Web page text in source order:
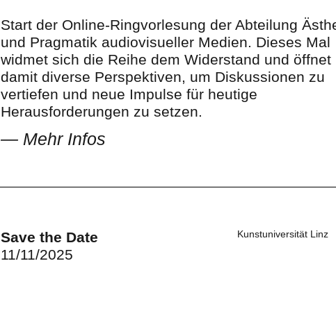
Start der Online-Ringvorlesung der Abteilung
und Pragmatik audiovisueller Medien. Dieses Mal
widmet sich die Reihe dem Widerstand und öffnet
damit diverse Perspektiven, um Diskussionen zu
vertiefen und neue Impulse für heutige
Herausforderungen zu setzen.
— Mehr Infos
Save the Date
11/11/2025
Kunstuniversität Linz